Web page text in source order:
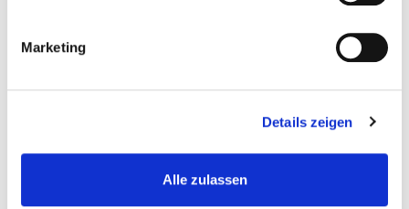
Marketing
Details zeigen
Alle zulassen